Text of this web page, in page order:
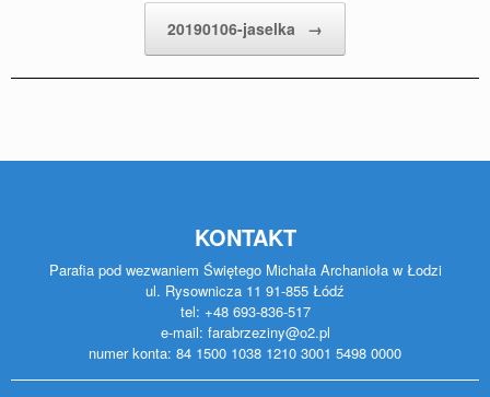
20190106-jaselka →
KONTAKT
Parafia pod wezwaniem Świętego Michała Archanioła w Łodzi
ul. Rysownicza 11 91-855 Łódź
tel: +48 693-836-517
e-mail: farabrzeziny@o2.pl
numer konta: 84 1500 1038 1210 3001 5498 0000